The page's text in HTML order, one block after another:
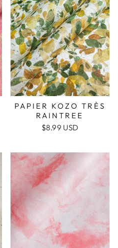
PAPIER KOZO TRÈS
RAINTREE
$8.99 USD